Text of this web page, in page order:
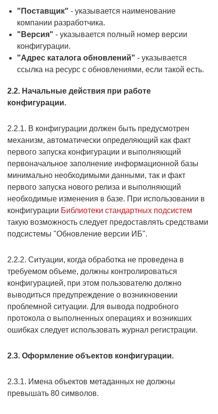
"Поставщик" - указывается наименование
компании разработчика.
"Версия" - указывается полный номер версии
конфигурации.
"Адрес каталога обновлений" - указывается
ссылка на ресурс с обновлениями, если такой есть.
2.2. Начальные действия при работе
конфигурации.
2.2.1. В конфигурации должен быть предусмотрен
механизм, автоматически определяющий как факт
первого запуска конфигурации и выполняющий
первоначальное заполнение информационной базы
минимально необходимыми данными, так и факт
первого запуска нового релиза и выполняющий
необходимые изменения в базе. При использовании в
конфигурации Библиотеки стандартных подсистем
такую возможность следует предоставлять средствами
подсистемы "Обновление версии ИБ".
2.2.2. Ситуации, когда обработка не проведена в
требуемом объеме, должны контролироваться
конфигурацией, при этом пользователю должно
выводиться предупреждение о возникновении
проблемной ситуации. Для вывода подробного
протокола о выполненных операциях и возникших
ошибках следует использовать журнал регистрации.
2.3. Оформление объектов конфигурации.
2.3.1. Имена объектов метаданных не должны
превышать 80 символов.